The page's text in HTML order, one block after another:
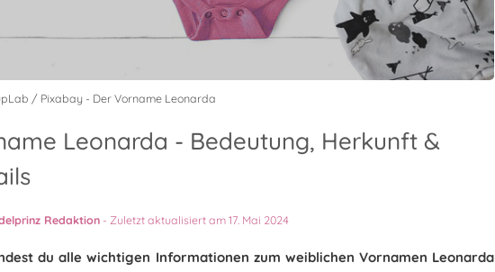
/ Pixabay - Der Vorname Leonarda
Leonarda - Bedeutung, Herkunft &
Redaktion - Zuletzt aktualisiert am 17. Mai 2024
du alle wichtigen Informationen zum weiblichen Vornamen Leonarda